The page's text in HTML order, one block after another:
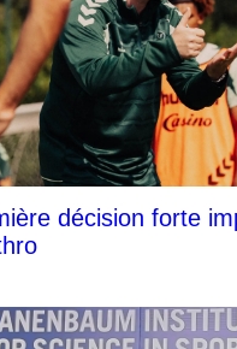
décision forte